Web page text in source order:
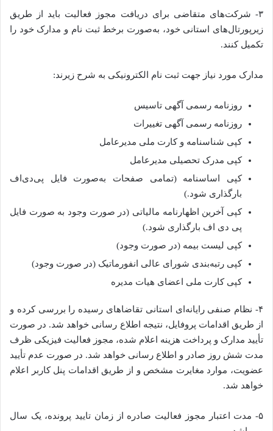
۳- شرکت‌های متقاضی برای دریافت مجوز فعالیت باید از طریق
زیرپورتال‌های استانی خود، به‌صورت برخط ثبت نام و مدارک خود را
تکمیل کنند.
مدارک مورد نیاز جهت ثبت نام الکترونیکی به شرح زیرند:
روزنامه رسمی آگهی تاسیس
روزنامه رسمی آگهی تغییرات
کپی شناسنامه و کارت ملی مدیرعامل
کپی مدرک تحصیلی مدیرعامل
کپی اساسنامه (تمامی صفحات به‌صورت فایل پی‌دی‌اف
بارگذاری شود.)
کپی آخرین اظهارنامه مالیاتی (در صورت وجود به صورت فایل
پی دی اف بارگذاری شود.)
کپی لیست بیمه (در صورت وجود)
کپی رتبه‌بندی شورای عالی انفورماتیک (در صورت وجود)
کپی کارت ملی اعضای هیات مدیره
۴- نظام صنفی رایانه‌ای استانی تقاضاهای رسیده را بررسی کرده و
از طریق اقدامات پروفایل، نتیجه اطلاع رسانی خواهد شد. در صورت
تأیید مدارک و پرداخت هزینه اعلام شده، مجوز فعالیت فیزیکی ظرف
مدت شش روز صادر و اطلاع رسانی خواهد شد. در صورت عدم تأیید
عضویت، موارد مغایرت مشخص و از طریق اقدامات پنل کاربر اعلام
خواهد شد.
۵- مدت اعتبار مجوز فعالیت صادره از زمان تایید پرونده، یک سال